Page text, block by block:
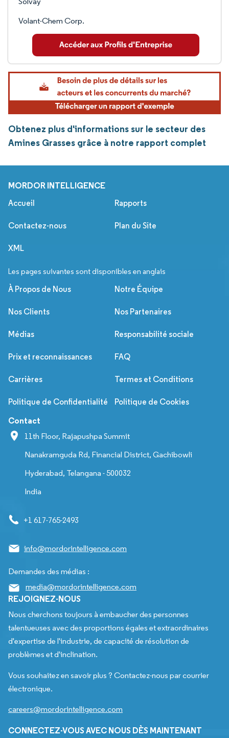
Volant-Chem Corp.
Obtenez plus d'informations sur le secteur des
Amines Grasses grâce à notre rapport complet
MORDOR INTELLIGENCE
Accueil Rapports
Contactez-nous Plan du Site
XML
Les pages suivantes sont disponibles en anglais
À Propos de Nous Notre Équipe
Nos Clients Nos Partenaires
Médias Responsabilité sociale
Prix et reconnaissances FAQ
Carrières Termes et Conditions
Politique de Confidentialité Politique de Cookies
Contact
11th Floor, Rajapushpa Summit
Nanakramguda Rd, Financial District, Gachibowli
Hyderabad, Telangana - 500032
India
+1 617-765-2493
info@mordorintelligence.com
Demandes des médias :
media@mordorintelligence.com
REJOIGNEZ-NOUS
Nous cherchons toujours à embaucher des personnes
talentueuses avec des proportions égales et extraordinaires
d'expertise de l'industrie, de capacité de résolution de
problèmes et d'inclination.
Vous souhaitez en savoir plus ? Contactez-nous par courrier
électronique.
careers@mordorintelligence.com
CONNECTEZ-VOUS AVEC NOUS DÈS MAINTENANT